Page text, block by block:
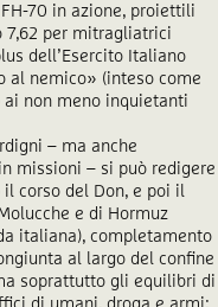
70 in azione, proiettili
7,62 per mitragliatrici
dell’Esercito Italiano
al nemico» (inteso come
non meno inquietanti
– ma anche
missioni – si può redigere
corso del Don, e poi il
e di Hormuz
italiana), completamento
al largo del confine
soprattutto gli equilibri di
di umani, droga e armi;